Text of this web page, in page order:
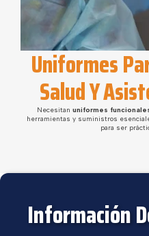
Uniformes
Salud Y
Necesitan uniformes
herramientas y suministros
para ser
Información